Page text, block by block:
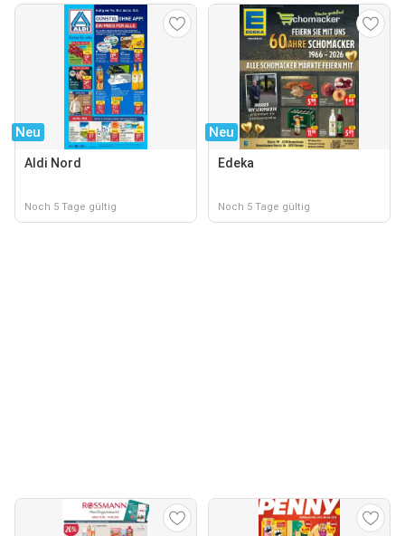
Neu
Aldi Nord
Noch 5 Tage gültig
Neu
Edeka
Noch 5 Tage gültig